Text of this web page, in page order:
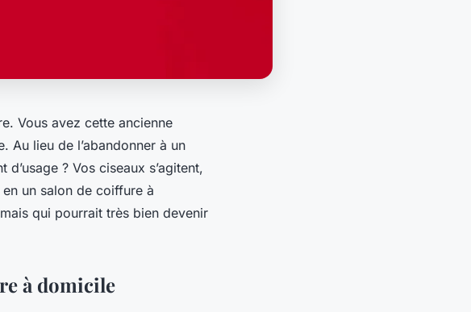
Vous avez cette ancienne
Au lieu de l’abandonner à un
d’usage ? Vos ciseaux s’agitent,
un salon de coiffure à
qui pourrait très bien devenir
à domicile